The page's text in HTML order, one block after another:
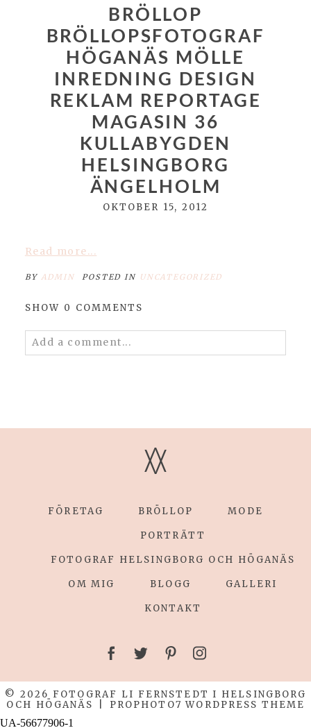
Required fields are marked *
POST COMMENT
BRÖLLOP
BRÖLLOPSFOTOGRAF
HÖGANÄS MÖLLE
INREDNING DESIGN
REKLAM REPORTAGE
MAGASIN 36
KULLABYGDEN
HELSINGBORG
ÄNGELHOLM
OKTOBER 15, 2012
Read more...
BY ADMIN POSTED IN UNCATEGORIZED
SHOW 0 COMMENTS
Add a comment...
V
V
FÖRETAG BRÖLLOP MODE
PORTRÄTT
FOTOGRAF HELSINGBORG OCH HÖGANÄS
OM MIG BLOGG GALLERI
KONTAKT
© 2026 FOTOGRAF LI FERNSTEDT I HELSINGBORG
OCH HÖGANÄS
PROPHOTO7 WORDPRESS THEME
UA-56677906-1